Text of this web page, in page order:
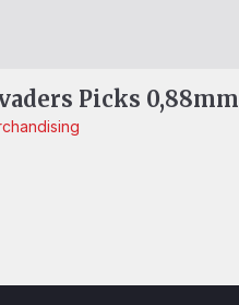
Picks 0,88mm